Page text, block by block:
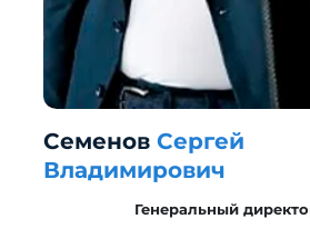
Семенов Сергей
Владимирович
Генеральный